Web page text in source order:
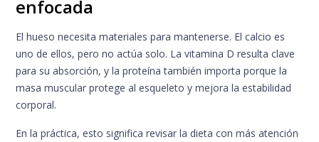
enfocada
El hueso necesita materiales para mantenerse. El calcio es
uno de ellos, pero no actúa solo. La vitamina D resulta clave
para su absorción, y la proteína también importa porque la
masa muscular protege al esqueleto y mejora la estabilidad
corporal.
En la práctica, esto significa revisar la dieta con más atención